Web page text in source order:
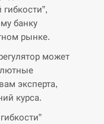
банку
рынке.
может
эксперта,
курса.